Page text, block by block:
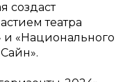
создаст
театра
и «Национального